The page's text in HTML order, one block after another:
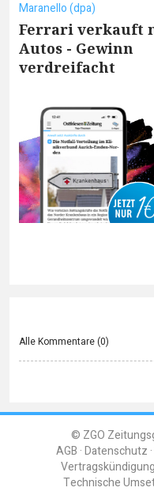
Maranello (dpa)
Ferrari verkauft
Autos - Gewinn
verdreifacht
Alle Kommentare (0)
© ZGO
AGB Datenschutz
Vertragskündigung
Technische